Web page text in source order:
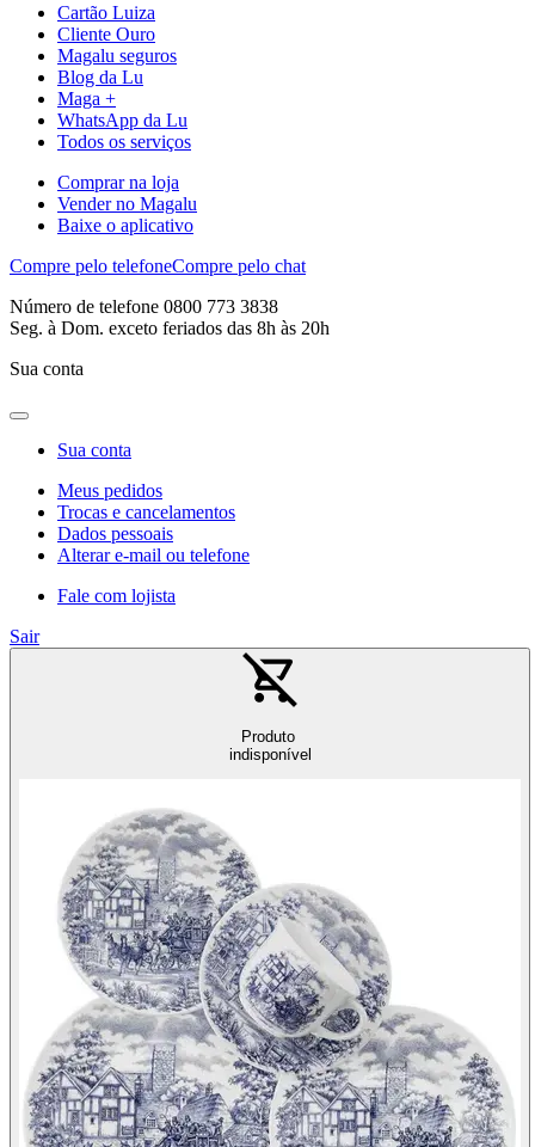
Cartão Luiza
Cliente Ouro
Magalu seguros
Blog da Lu
Maga +
WhatsApp da Lu
Todos os serviços
Comprar na loja
Vender no Magalu
Baixe o aplicativo
Compre pelo telefoneCompre pelo chat
Número de telefone 0800 773 3838
Seg. à Dom. exceto feriados das 8h às 20h
Sua conta
Sua conta
Meus pedidos
Trocas e cancelamentos
Dados pessoais
Alterar e-mail ou telefone
Fale com lojista
Sair
Produto
indisponível